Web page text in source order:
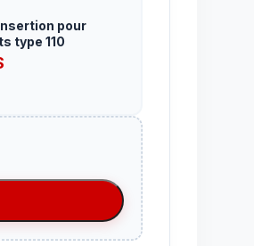
pour
type 110